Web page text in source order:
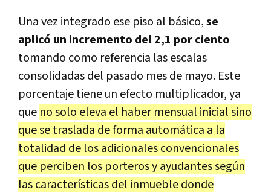
Una vez integrado ese piso al básico,se
aplicó un incremento del 2,1 por ciento
tomando como referencia las escalas
consolidadas del pasado mes de mayo. Este
porcentaje tiene un efecto multiplicador, ya
que no solo eleva el haber mensual inicial sino
que se traslada de forma automática a la
totalidad de los adicionales convencionales
que perciben los porteros y ayudantes según
las características del inmueble donde